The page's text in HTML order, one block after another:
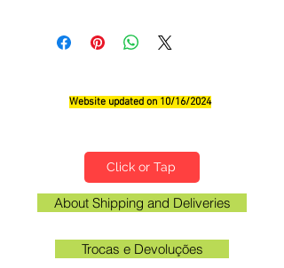
Website updated on 10/16/2024
Click or Tap
About Shipping and Deliveries
Trocas e Devoluções